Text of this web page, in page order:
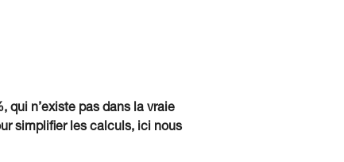
qui n’existe pas dans la vraie
simplifier les calculs, ici nous